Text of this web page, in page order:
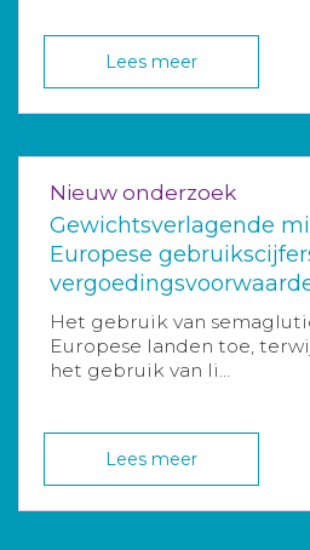
Lees meer
Nieuw onderzoek
Gewichtsverlagende
Europese
Het gebruik van
Europese landen toe,
het gebruik van li...
Lees meer